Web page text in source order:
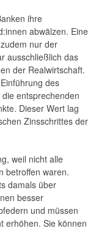
ihre
abwälzen. Eine
nur der
ausschließlich das
der Realwirtschaft.
des
entsprechenden
Dieser Wert lag
Zinsschrittes der
weil nicht alle
betroffen waren.
damals über
besser
und müssen
erhöhen. Sie können